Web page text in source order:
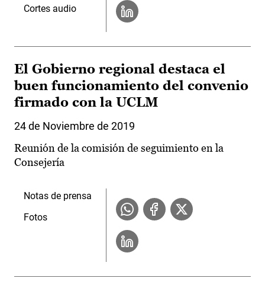
Cortes audio
El Gobierno regional destaca el
buen funcionamiento del convenio
firmado con la UCLM
24 de Noviembre de 2019
Reunión de la comisión de seguimiento en la
Consejería
Notas de prensa
Fotos